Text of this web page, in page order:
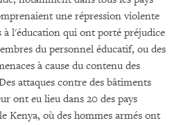
une répression violente
à l'éducation qui ont porté préjudice
du personnel éducatif, ou des
à cause du contenu des
attaques contre des bâtiments
ont eu lieu dans 20 des pays
Kenya, où des hommes armés ont